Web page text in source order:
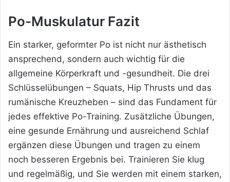
Po-Muskulatur Fazit
Ein starker, geformter Po ist nicht nur ästhetisch
ansprechend, sondern auch wichtig für die
allgemeine Körperkraft und -gesundheit. Die drei
Schlüsselübungen – Squats, Hip Thrusts und das
rumänische Kreuzheben – sind das Fundament für
jedes effektive Po-Training. Zusätzliche Übungen,
eine gesunde Ernährung und ausreichend Schlaf
ergänzen diese Übungen und tragen zu einem
noch besseren Ergebnis bei. Trainieren Sie klug
und regelmäßig, und Sie werden mit einem starken,